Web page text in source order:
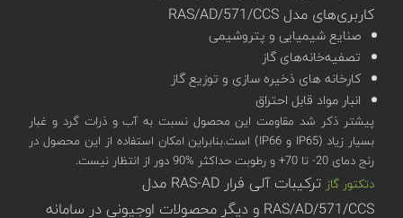
کاربری‌های مدل RAS/AD/571/CCS
صنایع شیمیایی و پتروشیمی
تصفیه‌خانه‌های گاز
کارخانه های ذخیره سازی و توزیع گاز
انبار مواد قابل احتراق
پیشتر ذکر شد مقاومت این محصول نسبت به آب و ذرات گرد و غبار
بسیار زیاد (IP65 و IP66) است.بنابراین امکان استفاده از این محصول در
رنج دمای 20- تا 70+ و رطوبت حداکثر %90 دور از انتظار نیست.
دتکتور گاز
ترکیبات آلی فرار RAS-AD مدل
RAS/AD/571/CCS و دیگر محصولات اوجیونی در سامانه